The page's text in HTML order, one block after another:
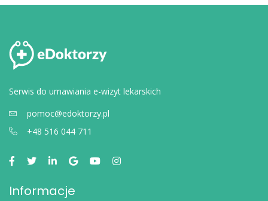
Serwis do umawiania e-wizyt lekarskich
pomoc@edoktorzy.pl
+48 516 044 711
Informacje